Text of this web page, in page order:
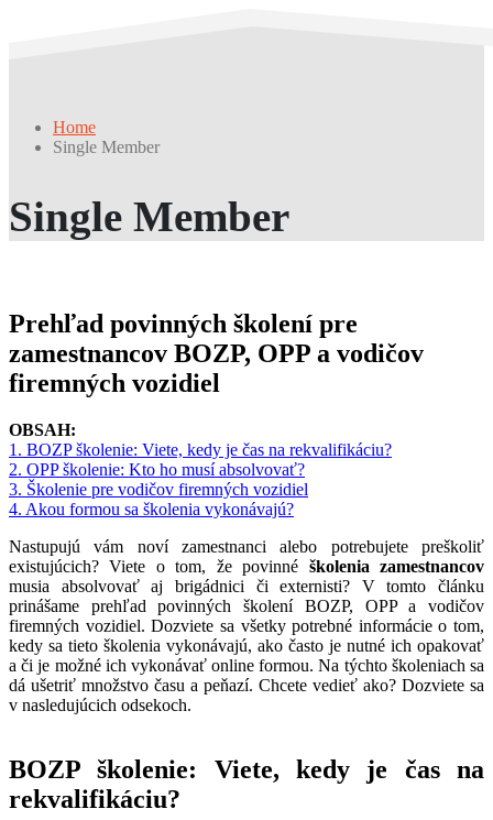
Home
Single Member
Single Member
Prehľad povinných školení pre
zamestnancov BOZP, OPP a vodičov
firemných vozidiel
OBSAH:
1. BOZP školenie: Viete, kedy je čas na rekvalifikáciu?
2. OPP školenie: Kto ho musí absolvovať?
3. Školenie pre vodičov firemných vozidiel
4. Akou formou sa školenia vykonávajú?
Nastupujú vám noví zamestnanci alebo potrebujete preškoliť
existujúcich? Viete o tom, že povinné školenia zamestnancov
musia absolvovať aj brigádnici či externisti? V tomto článku
prinášame prehľad povinných školení BOZP, OPP a vodičov
firemných vozidiel. Dozviete sa všetky potrebné informácie o tom,
kedy sa tieto školenia vykonávajú, ako často je nutné ich opakovať
a či je možné ich vykonávať online formou. Na týchto školeniach sa
dá ušetriť množstvo času a peňazí. Chcete vedieť ako? Dozviete sa
v nasledujúcich odsekoch.
BOZP školenie: Viete, kedy je čas na
rekvalifikáciu?